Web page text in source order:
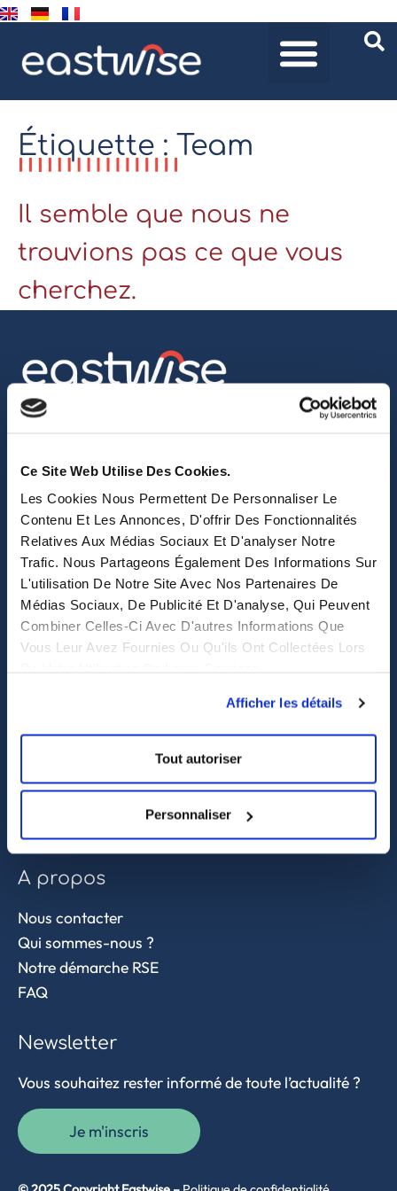
Ce Site Web Utilise Des Cookies.
Les Cookies Nous Permettent De Personnaliser Le
Contenu Et Les Annonces, D'offrir Des Fonctionnalités
Relatives Aux Médias Sociaux Et D'analyser Notre
Trafic. Nous Partageons Également Des Informations Sur
L'utilisation De Notre Site Avec Nos Partenaires De
Médias Sociaux, De Publicité Et D'analyse, Qui Peuvent
Combiner Celles-Ci Avec D'autres Informations Que
Vous Leur Avez Fournies Ou Qu'ils Ont Collectées Lors
Afficher les détails
Tout autoriser
Personnaliser
Étiquette : Team
Il semble que nous ne
trouvions pas ce que vous
cherchez.
(+852) 3621 0156
308 Des Voeux Rd Central – Unit 2607, 26/F
308, Des Voeux Road, Hong Kong
eastwise
Purchasing solutions
Procurement solutions
Services
Sourcing et achat en Asie
Supply chain et approvisionnement
A propos
Nous contacter
Qui sommes-nous ?
Notre démarche RSE
FAQ
Newsletter
Vous souhaitez rester informé de toute l’actualité ?
Je m'inscris